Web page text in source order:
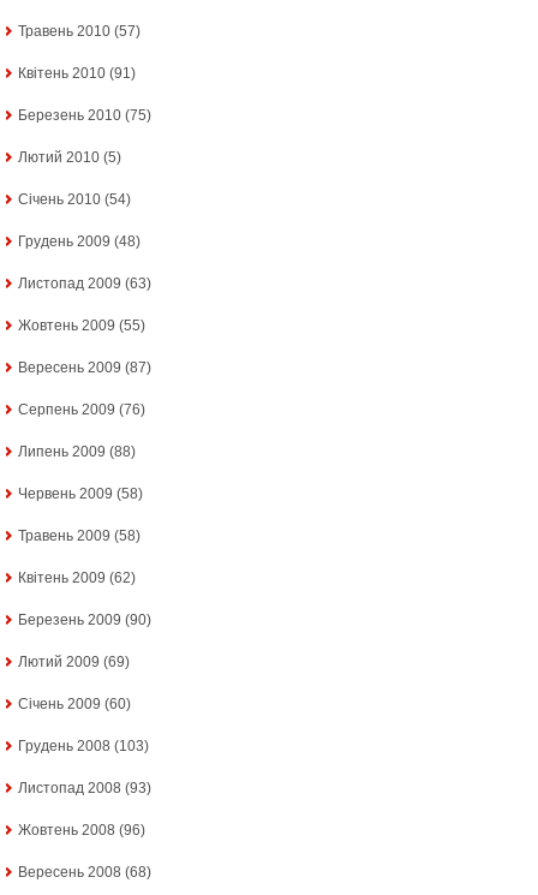
Травень 2010 (57)
Квітень 2010 (91)
Березень 2010 (75)
Лютий 2010 (5)
Січень 2010 (54)
Грудень 2009 (48)
Листопад 2009 (63)
Жовтень 2009 (55)
Вересень 2009 (87)
Серпень 2009 (76)
Липень 2009 (88)
Червень 2009 (58)
Травень 2009 (58)
Квітень 2009 (62)
Березень 2009 (90)
Лютий 2009 (69)
Січень 2009 (60)
Грудень 2008 (103)
Листопад 2008 (93)
Жовтень 2008 (96)
Вересень 2008 (68)